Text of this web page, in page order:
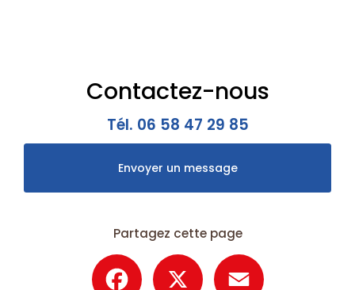
Contactez-nous
Tél. 06 58 47 29 85
Envoyer un message
Partagez cette page
Facebook